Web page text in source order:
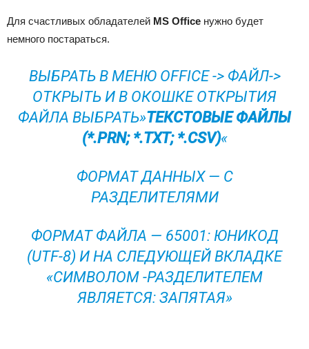
Для счастливых обладателей MS Office нужно будет
немного постараться.
ВЫБРАТЬ В МЕНЮ OFFICE -> ФАЙЛ->
ОТКРЫТЬ И В ОКОШКЕ ОТКРЫТИЯ
ФАЙЛА ВЫБРАТЬ»ТЕКСТОВЫЕ ФАЙЛЫ
(*.PRN; *.TXT; *.CSV)«
ФОРМАТ ДАННЫХ — С
РАЗДЕЛИТЕЛЯМИ
ФОРМАТ ФАЙЛА — 65001: ЮНИКОД
(UTF-8) И НА СЛЕДУЮЩЕЙ ВКЛАДКЕ
«СИМВОЛОМ -РАЗДЕЛИТЕЛЕМ
ЯВЛЯЕТСЯ: ЗАПЯТАЯ»